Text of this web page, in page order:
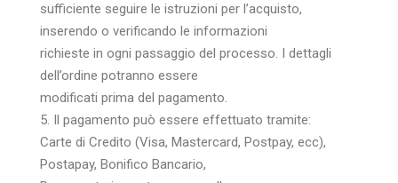
sufficiente seguire le istruzioni per l’acquisto,
inserendo o verificando le informazioni
richieste in ogni passaggio del processo. I dettagli
dell’ordine potranno essere
modificati prima del pagamento.
5. Il pagamento può essere effettuato tramite:
Carte di Credito (Visa, Mastercard, Postpay, ecc),
Postapay, Bonifico Bancario,